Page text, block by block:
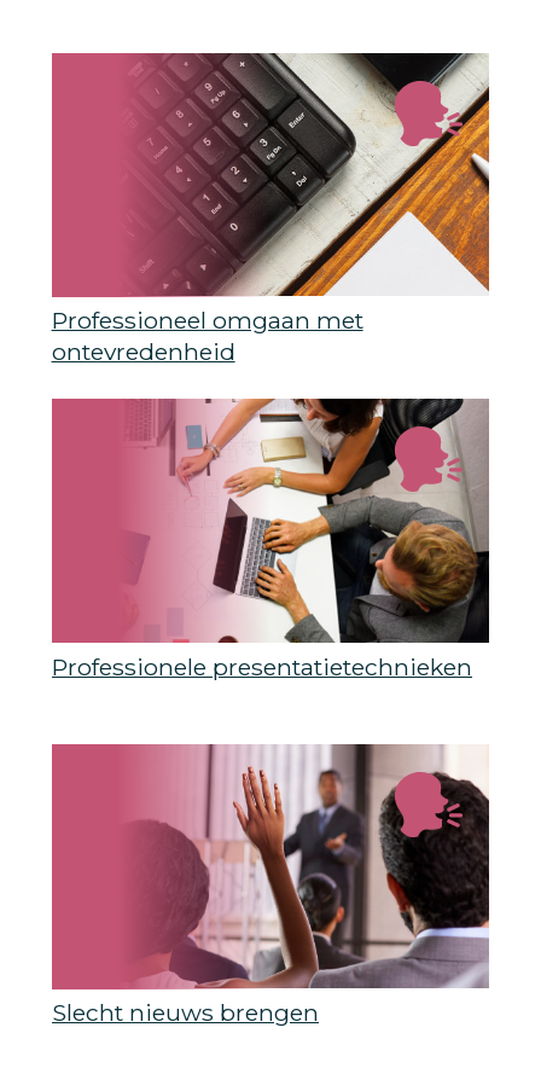
Professioneel omgaan met
ontevredenheid
Professionele presentatietechnieken
Slecht nieuws brengen